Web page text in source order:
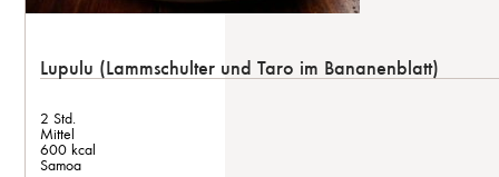
Lupulu (Lammschulter und Taro im Bananenblatt)
2 Std.
Mittel
600 kcal
Samoa